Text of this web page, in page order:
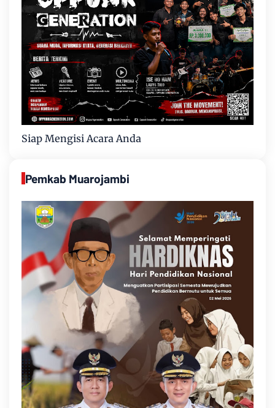
Siap Mengisi Acara Anda
Pemkab Muarojambi